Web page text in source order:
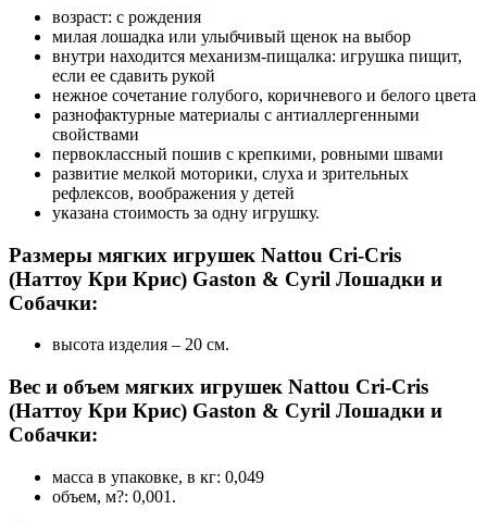
возраст: с рождения
милая лошадка или улыбчивый щенок на выбор
внутри находится механизм-пищалка: игрушка пищит,
если ее сдавить рукой
нежное сочетание голубого, коричневого и белого цвета
разнофактурные материалы с антиаллергенными
свойствами
первоклассный пошив с крепкими, ровными швами
развитие мелкой моторики, слуха и зрительных
рефлексов, воображения у детей
указана стоимость за одну игрушку.
Размеры мягких игрушек Nattou Cri-Cris
(Наттоу Кри Крис) Gaston & Cyril Лошадки и
Собачки:
высота изделия – 20 см.
Вес и объем мягких игрушек Nattou Cri-Cris
(Наттоу Кри Крис) Gaston & Cyril Лошадки и
Собачки:
масса в упаковке, в кг: 0,049
объем, м?: 0,001.